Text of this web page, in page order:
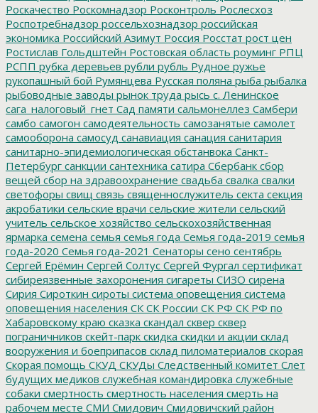
Роскачество Роскомнадзор Росконтроль Рослесхоз
Роспотребнадзор россельхознадзор российская
экономика Российский Азимут Россия Росстат рост цен
Ростислав Гольдштейн Ростовская область роуминг РПЦ
РСПП рубка деревьев рубли рубль Рудное ружье
рукопашный бой Румянцева Русская поляна рыба рыбалка
рыбоводные заводы рынок труда рысь с. Ленинское
сага_налоговый_гнет Сад памяти сальмонеллез Самбери
самбо самогон самодеятельность самозанятые самолет
самооборона самосуд санавиация санация санитария
санитарно-эпидемиологическая обстанвока Санкт-
Петербург санкции сантехника сатира Сбербанк сбор
вещей сбор на здравоохранение свадьба свалка свалки
светофоры свищ связь священнослужитель секта секция
акробатики сельские врачи сельские жители сельский
учитель сельское хозяйство сельскохозяйственная
ярмарка семена семья семья года Семья года-2019 семья
года-2020 Семья года-2021 Сенаторы сено сентябрь
Сергей Ерёмин Сергей Солтус Сергей Фургал сертификат
сибиреязвенные захоронения сигареты СИЗО сирена
Сирия Сироткин сироты система оповещения система
оповещения населения СК СК России СК РФ СК РФ по
Хабаровскому краю сказка скандал сквер сквер
пограничников скейт-парк скидка скидки и акции склад
вооружения и боеприпасов склад пиломатериалов скорая
Скорая помощь СКУД СКУДы Следственный комитет Слет
будущих медиков служебная командировка служебные
собаки смертность смертность населения смерть на
рабочем месте СМИ Смидович Смидовичский район